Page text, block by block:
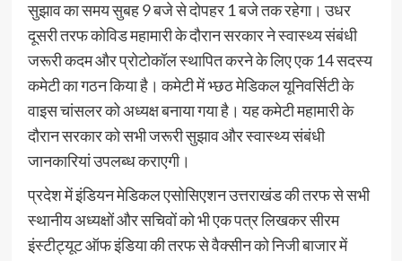
सुझाव का समय सुबह 9 बजे से दोपहर 1 बजे तक रहेगा। उधर
दूसरी तरफ कोविड महामारी के दौरान सरकार ने स्वास्थ्य संबंधी
जरूरी कदम और प्रोटोकॉल स्थापित करने के लिए एक 14 सदस्य
कमेटी का गठन किया है। कमेटी में भ्छठ मेडिकल यूनिवर्सिटी के
वाइस चांसलर को अध्यक्ष बनाया गया है। यह कमेटी महामारी के
दौरान सरकार को सभी जरूरी सुझाव और स्वास्थ्य संबंधी
जानकारियां उपलब्ध कराएगी।
प्रदेश में इंडियन मेडिकल एसोसिएशन उत्तराखंड की तरफ से सभी
स्थानीय अध्यक्षों और सचिवों को भी एक पत्र लिखकर सीरम
इंस्टीट्यूट ऑफ इंडिया की तरफ से वैक्सीन को निजी बाजार में